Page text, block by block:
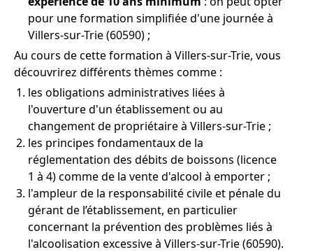
pour une formation simplifiée d'une journée à
Villers-sur-Trie (60590) ;
Au cours de cette formation à Villers-sur-Trie, vous
découvrirez différents thèmes comme :
les obligations administratives liées à
l'ouverture d'un établissement ou au
changement de propriétaire à Villers-sur-Trie ;
les principes fondamentaux de la
réglementation des débits de boissons (licence
1 à 4) comme de la vente d'alcool à emporter ;
l'ampleur de la responsabilité civile et pénale du
gérant de l’établissement, en particulier
concernant la prévention des problèmes liés à
l'alcoolisation excessive à Villers-sur-Trie (60590).